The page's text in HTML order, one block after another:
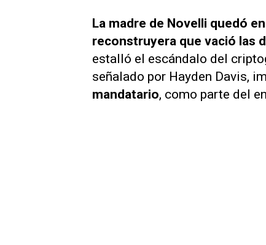
La madre de Novelli quedó
reconstruyera que vació las
estalló el escándalo del
señalado por Hayden Davis,
mandatario, como parte del